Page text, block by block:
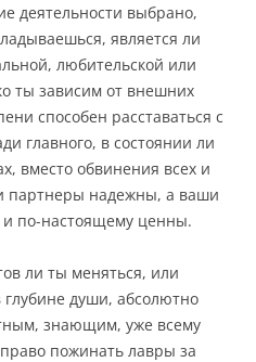
деятельности выбрано,
является ли
любительской или
ты зависим от внешних
способен расставаться с
главного, в состоянии ли
вместо обвинения всех и
партнеры надежны, а ваши
по-настоящему ценны.
ли ты меняться, или
души, абсолютно
знающим, уже всему
пожинать лавры за